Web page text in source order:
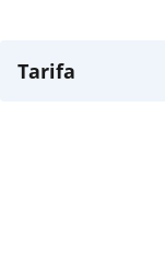
Tarifa